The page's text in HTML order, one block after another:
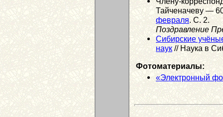
Тайченачеву —
февраля. С. 2.
Поздравление
Сибирские
наук// Наука в
Фотоматериалы:
«Электронный